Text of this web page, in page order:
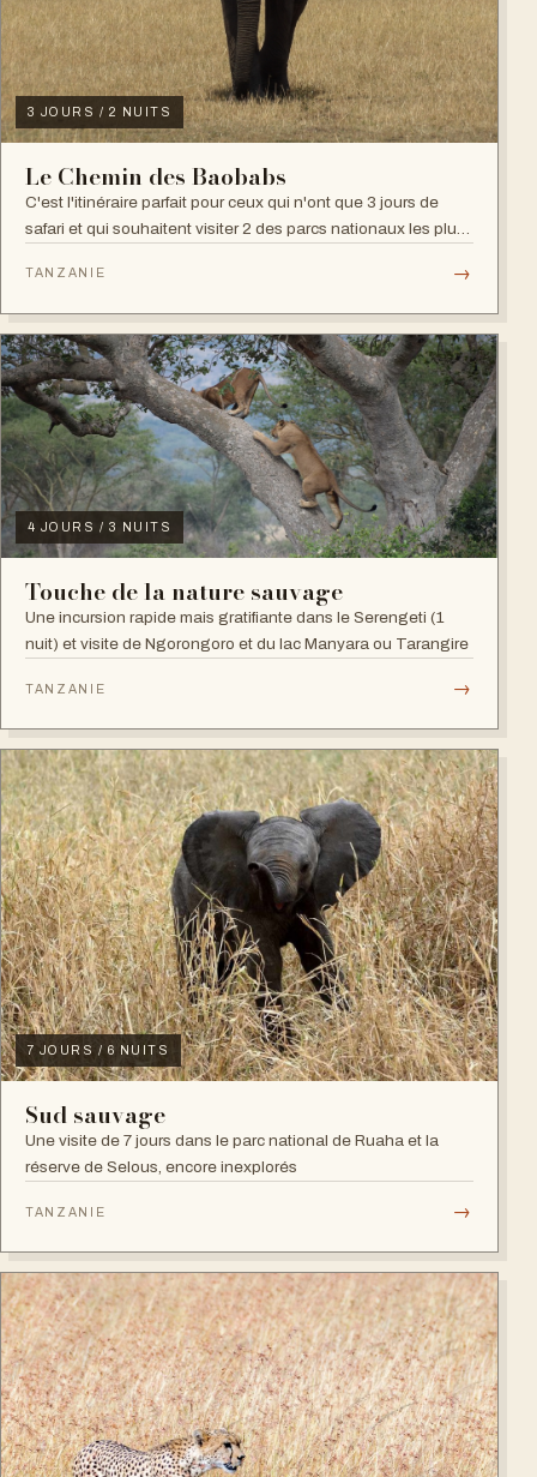
3 JOURS / 2 NUITS
Le Chemin des Baobabs
C'est l'itinéraire parfait pour ceux qui n'ont que 3 jours de
safari et qui souhaitent visiter 2 des parcs nationaux les plus
TANZANIE →
4 JOURS / 3 NUITS
Touche de la nature sauvage
Une incursion rapide mais gratifiante dans le Serengeti (1
nuit) et visite de Ngorongoro et du lac Manyara ou Tarangire
TANZANIE →
7 JOURS / 6 NUITS
Sud sauvage
Une visite de 7 jours dans le parc national de Ruaha et la
réserve de Selous, encore inexplorés
TANZANIE →